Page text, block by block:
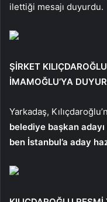
ilettiği mesajı duyurdu.
ŞİRKET
İMAMOĞLU’YA
Yarkadaş,
belediye başkan
ben İstanbul’a aday